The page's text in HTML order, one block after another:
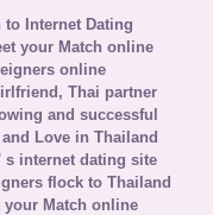
Internet Dating
your Match online
online
Thai partner
and successful
Love in Thailand
s internet dating site
flock to Thailand
your Match online